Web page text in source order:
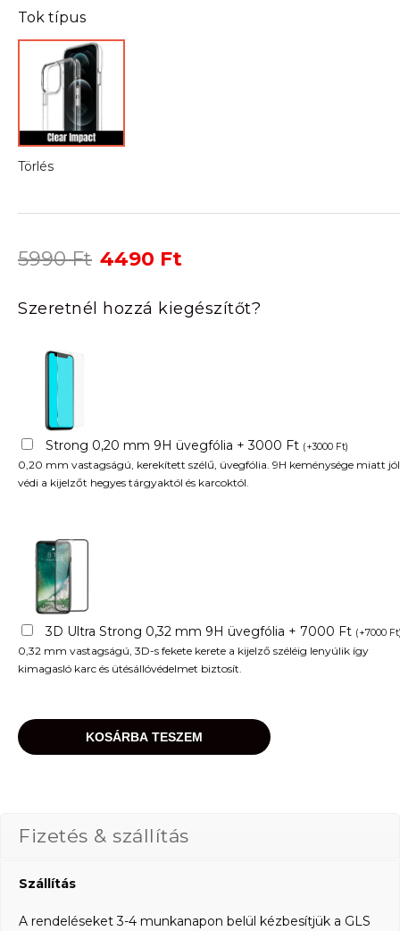
Tok típus
Törlés
5990Ft Original
was:
5990 Ft.
4490 Ft
is:
4490 Ft.
Szeretnél hozzá kiegészítőt?
Strong 0,20 mm 9H üvegfólia + 3000 Ft (+3000 Ft)
0,20 mm vastagságú, kerekített szélű, üvegfólia. 9H keménysége miatt jól
védi a kijelzőt hegyes tárgyaktól és karcoktól.
3D Ultra Strong 0,32 mm 9H üvegfólia + 7000 Ft (+7000 Ft
0,32 mm vastagságú, 3D-s fekete kerete a kijelző széléig lenyúlik így
kimagasló karc és ütésállóvédelmet biztosít.
KOSÁRBA TESZEM
Fizetés & szállítás
Szállítás
A rendeléseket 3-4 munkanapon belül kézbesítjük a GLS